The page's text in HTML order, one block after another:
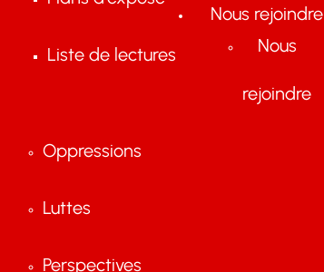
Liste de lectures Nous
rejoindre
Oppressions
Luttes
Perspectives
Nous rejoindre